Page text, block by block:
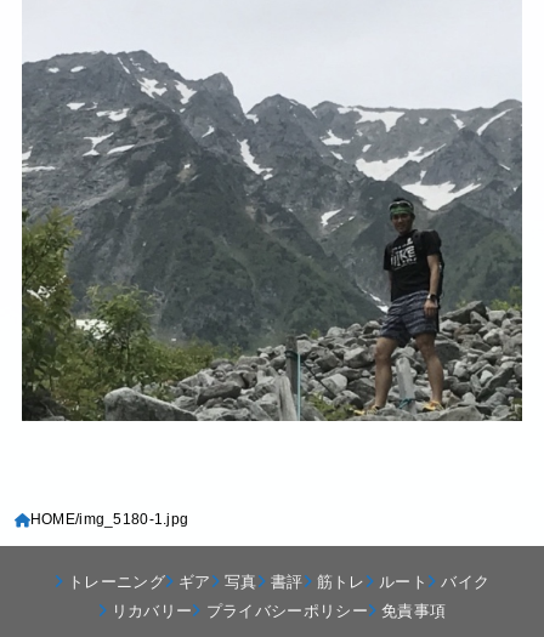
HOME img_5180-1.jpg
トレーニング ギア 写真 書評 筋トレ ルート
バイク
リカバリー
プライバシーポリシー 免責事項